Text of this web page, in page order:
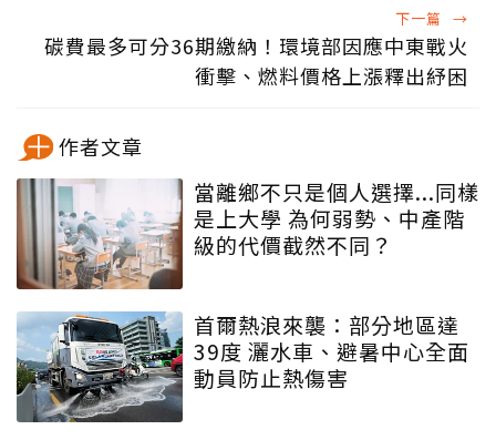
下一篇 →
碳費最多可分36期繳納！環境部因應中東戰火
衝擊、燃料價格上漲釋出紓困
作者文章
當離鄉不只是個人選擇...同樣
是上大學 為何弱勢、中產階
級的代價截然不同？
首爾熱浪來襲：部分地區達
39度 灑水車、避暑中心全面
動員防止熱傷害